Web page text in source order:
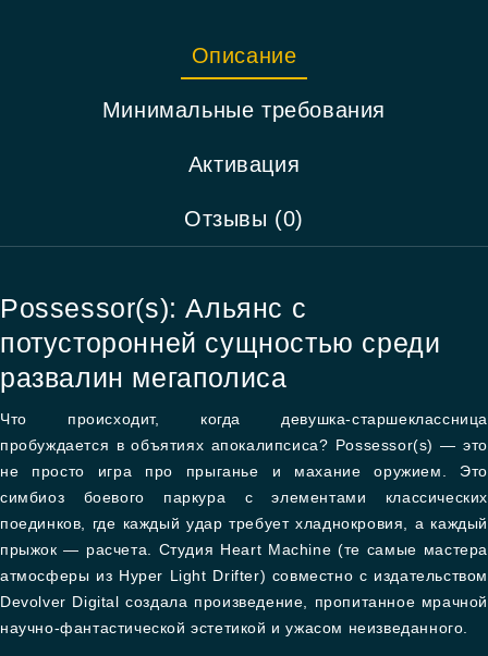
Описание
Минимальные требования
Активация
Отзывы (0)
Possessor(s): Альянс с
потусторонней сущностью среди
развалин мегаполиса
Что происходит, когда девушка-старшеклассница
пробуждается в объятиях апокалипсиса? Possessor(s) — это
не просто игра про прыганье и махание оружием. Это
симбиоз боевого паркура с элементами классических
поединков, где каждый удар требует хладнокровия, а каждый
прыжок — расчета. Студия Heart Machine (те самые мастера
атмосферы из Hyper Light Drifter) совместно с издательством
Devolver Digital создала произведение, пропитанное мрачной
научно-фантастической эстетикой и ужасом неизведанного.